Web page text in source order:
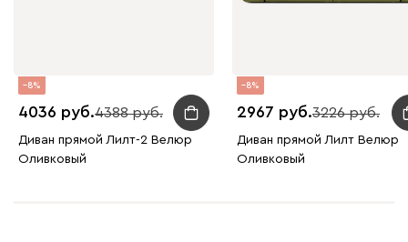
5012
Терракота Тёмно-синий
8
4036 4388
Диван прямой Лилт-2 Велюр
Оливковый
8
2967 3226
Диван прямой Лилт Велюр
Оливковый